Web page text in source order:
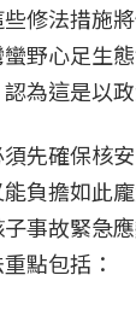
些修法措施
蠻野心足生
為這是以
須先確保核
負擔如此
子事故緊急
點包括：